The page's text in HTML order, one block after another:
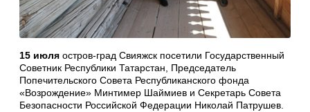
15 июля остров-град Свияжск посетили Государственный
Советник Республики Татарстан, Председатель
Попечительского Совета Республиканского фонда
«Возрождение» Минтимер Шаймиев и Секретарь Совета
Безопасности Российской Федерации Николай Патрушев.